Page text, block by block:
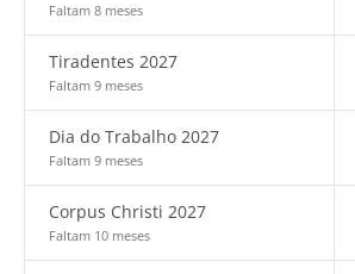
Faltam 8 meses
Tiradentes 2027
Faltam 9 meses
Dia do Trabalho 2027
Faltam 9 meses
Corpus Christi 2027
Faltam 10 meses